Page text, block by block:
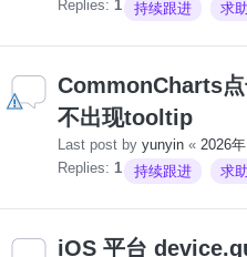
Replies: 1 持续跟进 求助
CommonCharts点
不出现tooltip
Last post by yunyin « 2026
Replies: 1 持续跟进 求助
iOS 平台